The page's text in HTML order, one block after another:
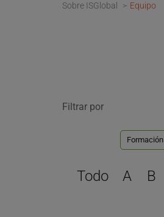
Sobre ISGlobal Equipo
Filtrar por
Formación
Todo A B